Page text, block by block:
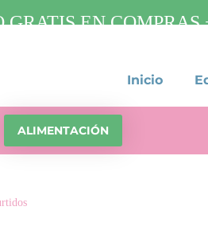
EN COMPRAS
Inicio
ALIMENTACIÓN